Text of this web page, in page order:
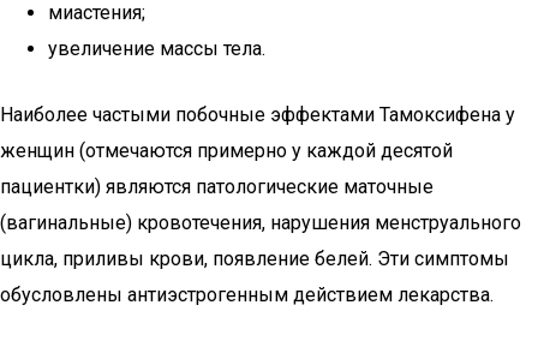
миастения;
увеличение массы тела.
Наиболее частыми побочные эффектами Тамоксифена у
женщин (отмечаются примерно у каждой десятой
пациентки) являются патологические маточные
(вагинальные) кровотечения, нарушения менструального
цикла, приливы крови, появление белей. Эти симптомы
обусловлены антиэстрогенным действием лекарства.